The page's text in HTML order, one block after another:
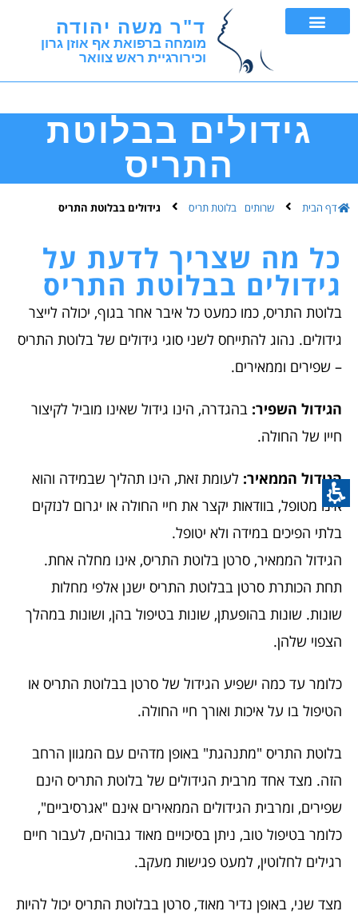
ד"ר משה יהודה
מומחה ברפואת אף אוזן גרון
וכירורגיית ראש צוואר
גידולים בבלוטת
התריס
דף הבית שרותים בלוטת תריס גידולים בבלוטת התריס
כל מה שצריך לדעת על
גידולים בבלוטת התריס
בלוטת התריס, כמו כמעט כל איבר אחר בגוף, יכולה לייצר
גידולים. נהוג להתייחס לשני סוגי גידולים של בלוטת התריס
– שפירים וממאירים.
הגידול השפיר: בהגדרה, הינו גידול שאינו מוביל לקיצור
חייו של החולה.
הגידול הממאיר: לעומת זאת, הינו תהליך שבמידה והוא
אינו מטופל, בוודאות יקצר את חיי החולה או יגרום לנזקים
בלתי הפיכים במידה ולא יטופל.
הגידול הממאיר, סרטן בלוטת התריס, אינו מחלה אחת.
תחת הכותרת סרטן בבלוטת התריס ישנן אלפי מחלות
שונות. שונות בהופעתן, שונות בטיפול בהן, ושונות במהלך
הצפוי שלהן.
כלומר עד כמה ישפיע הגידול של סרטן בבלוטת התריס או
הטיפול בו על איכות ואורך חיי החולה.
בלוטת התריס "מתנהגת" באופן מדהים עם המגוון הרחב
הזה. מצד אחד מרבית הגידולים של בלוטת התריס הינם
שפירים, ומרבית הגידולים הממאירים אינם "אגרסיביים",
כלומר בטיפול טוב, ניתן בסיכויים מאוד גבוהים, לעבור חיים
רגילים לחלוטין, למעט פגישות מעקב.
מצד שני, באופן נדיר מאוד, סרטן בבלוטת התריס יכול להיות